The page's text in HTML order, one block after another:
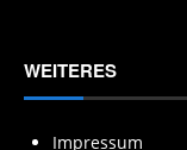
WEITERES
Impressum